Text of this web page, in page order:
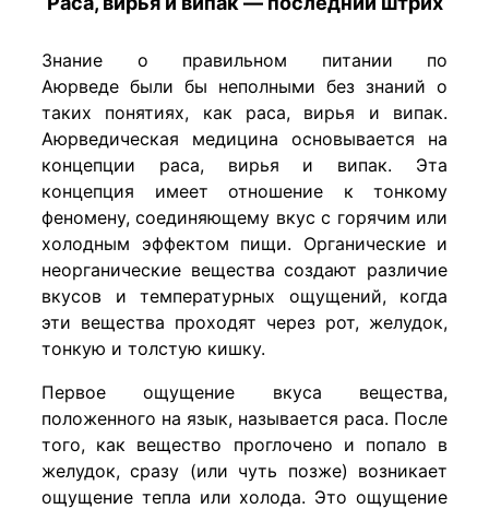
Знание о правильном питании по
Аюрведе были бы неполными без знаний о
таких понятиях, как раса, вирья и випак.
Аюрведическая медицина основывается на
концепции раса, вирья и випак. Эта
концепция имеет отношение к тонкому
феномену, соединяющему вкус с горячим или
холодным эффектом пищи. Органические и
неорганические вещества создают различие
вкусов и температурных ощущений, когда
эти вещества проходят через рот, желудок,
тонкую и толстую кишку.
Первое ощущение вкуса вещества,
положенного на язык, называется раса. После
того, как вещество проглочено и попало в
желудок, сразу (или чуть позже) возникает
ощущение тепла или холода. Это ощущение